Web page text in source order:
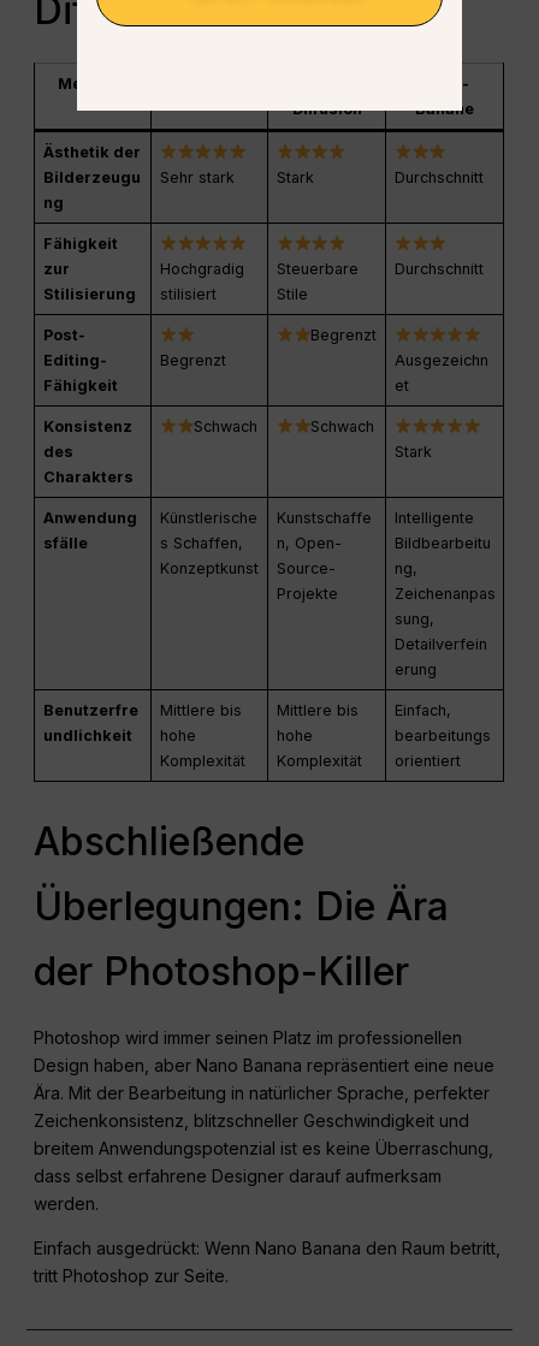
Diffusion
Merkmal
Diffusion
Nano-
Banane
Ästhetik der
Bilderzeugu
ng
Sehr stark Stark Durchschnitt
Fähigkeit
zur
Stilisierung
Hochgradig
stilisiert
Steuerbare
Stile
Durchschnitt
Post-
Editing-
Fähigkeit
Begrenzt
Begrenzt
Ausgezeichn
et
Konsistenz
des
Charakters
Schwach
Schwach
Stark
Anwendung
sfälle
Künstlerische
s Schaffen,
Konzeptkunst
Kunstschaffe
n, Open-
Source-
Projekte
Intelligente
Bildbearbeitu
ng,
Zeichenanpas
sung,
Detailverfein
erung
Benutzerfre
undlichkeit
Mittlere bis
hohe
Komplexität
Mittlere bis
hohe
Komplexität
Einfach,
bearbeitungs
orientiert
Abschließende
Überlegungen: Die Ära
der Photoshop-Killer
Photoshop wird immer seinen Platz im professionellen
Design haben, aber Nano Banana repräsentiert eine neue
Ära. Mit der Bearbeitung in natürlicher Sprache, perfekter
Zeichenkonsistenz, blitzschneller Geschwindigkeit und
breitem Anwendungspotenzial ist es keine Überraschung,
dass selbst erfahrene Designer darauf aufmerksam
werden.
Einfach ausgedrückt: Wenn Nano Banana den Raum betritt,
tritt Photoshop zur Seite.